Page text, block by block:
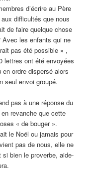
d’écrire au Père
difficultés que nous
de faire quelque chose
les enfants qui ne
pas été possible » ,
lettres ont été envoyées
ordre dispersé alors
seul envoi groupé.
pas à une réponse du
revanche que cette
« de bouger ».
le Noël ou jamais pour
pas de nous, elle ne
bien le proverbe, aide-